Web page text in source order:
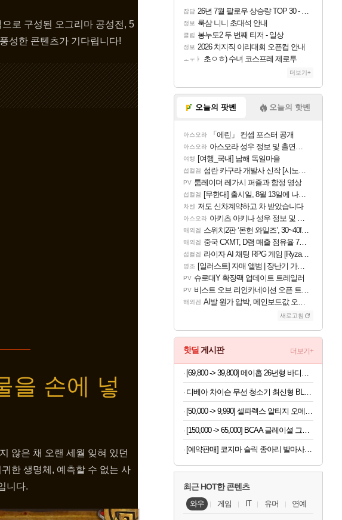
로 구성된 오그리마 공성전, 5
성한 콘텐츠가 기다립니다!
을 손에 넣
않은 채 오랜 세월 잊혀 있던
한 생명체, 예측할 수 없는 사
니다.
잡담 26년 7월 팔로우 상승량 TOP 30 - 월간 치지직
정보 룩삼 니니 초대석 안내
클립 봉누도2 두 번째 티저 - 일상
정보 2026 치지직 이리대회 오픈컵 안내
ㅗㅜㅑ 초ㅇㅎ) 수녀 코스프레 제로투
더보기+
오늘의 팟벤 오늘의 핫벤
아스오라 「에린」 컨셉 포스터 공개
아스오라 아스오라 성우 정보 및 출연작 모음
여행 [여행_국내] 남해 독일마을
섭컬겜 섬란 카구라 개발사 신작 [시노비 넥서스] 연내 출시 예정
PV 툼레이더 레가시 퍼즐과 함정 영상
섭컬겜 [무한대] 출시일, 8월 13일에 나오나
차벤 저도 신차계약하고 차 받았습니다
아스오라 아키츠 아키나 성우 정보 및 주요 필모
해외겜 스위치2판 ‘몬헌 와일즈’, 30~40fps 목표 추정
해외겜 중국 CXMT, D램 매출 점유율 7%…글로벌 4위로 부상
섭컬겜 라이자 AI 채팅 RPG 게임 [RyzaChat: AI] 공개
명조 [일러스트] 자매 앨범 | 장난기 가득한 오후의 공원 (리메이크판)
PV 슈로대Y 확장팩 업데이트 트레일러
PV 비스트 오브 리인카네이션 오픈 트레일러
해외겜 AI발 원가 압박, 메인보드값 오르나
새로고침
핫딜 게시판 더보기+
[예약판매] 코지마 슬릭 종아리 발마사지기 CMF-680
최근 HOT한 콘텐츠
와우 게임 IT 유머 연예